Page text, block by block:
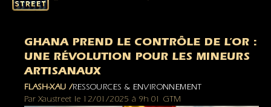
GHANA PREND LE CONTRÔLE DE L’OR :
UNE RÉVOLUTION POUR LES MINEURS
ARTISANAUX
FLASH-XAU /RESSOURCES & ENVIRONNEMENT
Par Xaustreet le 12/01/2025 à 9h 01 GTM